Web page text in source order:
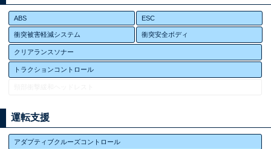
ABS ESC
衝突被害軽減システム 衝突安全ボディ
クリアランスソナー
トラクションコントロール
運転支援
アダプティブクルーズコントロール